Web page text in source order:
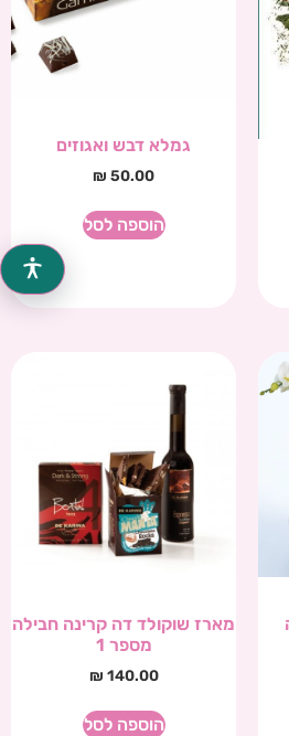
גמלא דבש ואגוזים
₪ 50.00
הוספה לסל
מארז שוקולד דה קרינה חבילה
מספר 1
₪ 140.00
הוספה לסל